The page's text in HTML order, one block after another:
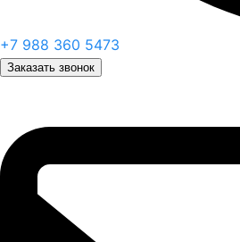
+7 988 360 5473
Заказать звонок